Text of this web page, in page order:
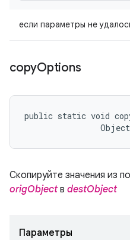
если параметры не
copyOptions
public static void
Скопируйте значения из
origObjectв destObject
Параметры